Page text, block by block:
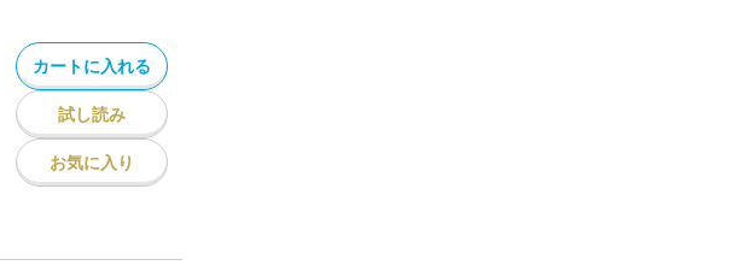
カートに入れる
試し読み
お気に入り